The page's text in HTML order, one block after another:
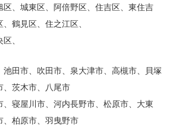
区、城東区、阿倍野区、住吉区、東住吉
鶴見区、住之江区、
、
池田市、吹田市、泉大津市、高槻市、貝塚
、茨木市、八尾市
、寝屋川市、河内長野市、松原市、大東
、柏原市、羽曳野市